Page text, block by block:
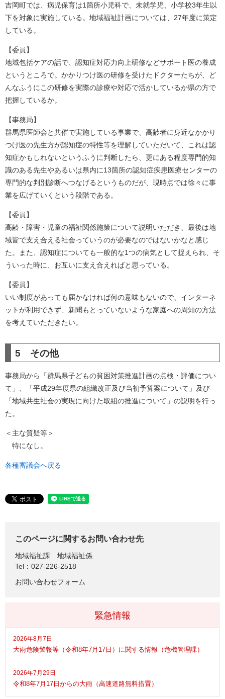
吉岡町では、病児保育は1箇所小児科で、未就学児、小学校3年生以
下を対象に実施している。地域福祉計画については、27年度に策定
している。
【委員】
地域包括ケアの話で、認知症対応力向上研修などサポート医の養成
というところで。かかりつけ医の研修を受けたドクターたちが、ど
んなふうにこの研修を実際の診療や対応で活かしているか県の方で
把握しているか。
【事務局】
群馬県医師会と共催で実施している事業で、高齢者に身近なかかり
つけ医の先生方が認知症の特性等を理解していただいて、これは認
知症かもしれないというふうに判断したら、更にある程度専門的知
識のある先生やあるいは県内に13箇所の認知症疾患医療センターの
専門的な判別診断へつなげるというものだが、現時点では徐々に事
業を広げていくという段階である。
【委員】
高齢・障害・児童の福祉関係施策について説明いただき、最後は地
域皆で支え合える社会っていうのが必要なのではないかなと感じ
た。また、認知症についても一般的な1つの病気として捉えられ、そ
ういった時に、お互いに支え合えればと思っている。
【委員】
いい制度があっても届かなければ何の意味もないので、インターネ
ットが利用できず、新聞もとっていないような家庭への周知の方法
を考えていただきたい。
5 その他
事務局から「群馬県子どもの貧困対策推進計画の点検・評価につい
て」、「平成29年度県の組織改正及び当初予算案について」及び
「地域共生社会の実現に向けた取組の推進について」の説明を行っ
た。
＜主な質疑等＞
特になし。
各種審議会へ戻る
このページに関するお問い合わせ先
地域福祉課
地域福祉係
Tel：027-226-2518
お問い合わせフォーム
緊急情報
2026年8月7日
大雨危険警報等（令和8年7月17日）に関する情報（危機管理課）
2026年7月29日
令和8年7月17日からの大雨（高速道路無料措置）